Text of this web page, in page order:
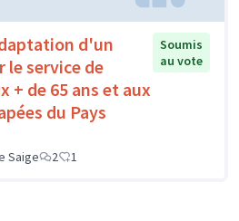
d'un
le service de
+ de 65 ans et aux
du Pays
Soumis
au vote
Saige 2 1